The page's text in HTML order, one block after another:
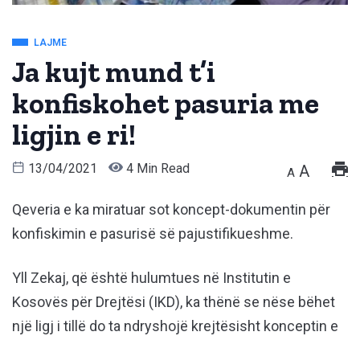
LAJME
Ja kujt mund t’i
konfiskohet pasuria me
ligjin e ri!
13/04/2021 4 Min Read A A
Qeveria e ka miratuar sot koncept-dokumentin për
konfiskimin e pasurisë së pajustifikueshme.
Yll Zekaj, që është hulumtues në Institutin e
Kosovës për Drejtësi (IKD), ka thënë se nëse bëhet
një ligj i tillë do ta ndryshojë krejtësisht konceptin e